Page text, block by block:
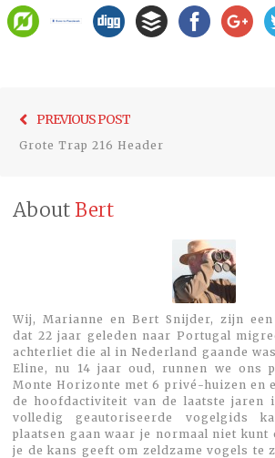
navigatie
PREVIOUS POST
Grote Trap 216 Header
About Bert
Wij, Marianne en Bert Snijder, zijn
dat 22 jaar geleden naar Portugal
achterliet die al in Nederland gaande
Eline, nu 14 jaar oud, runnen we ons
Monte Horizonte met 6 privé-huizen en
de hoofdactiviteit van de laatste jaren
volledig geautoriseerde vogelgids
plaatsen gaan waar je normaal niet kunt
je de kans geeft om zeldzame vogels te